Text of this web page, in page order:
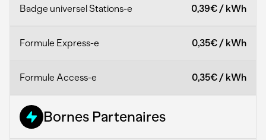
0,39€ / kWh
0,35€ / kWh
0,35€ / kWh
Bornes Partenaires